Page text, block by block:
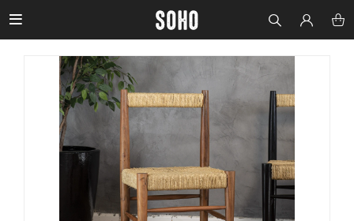
